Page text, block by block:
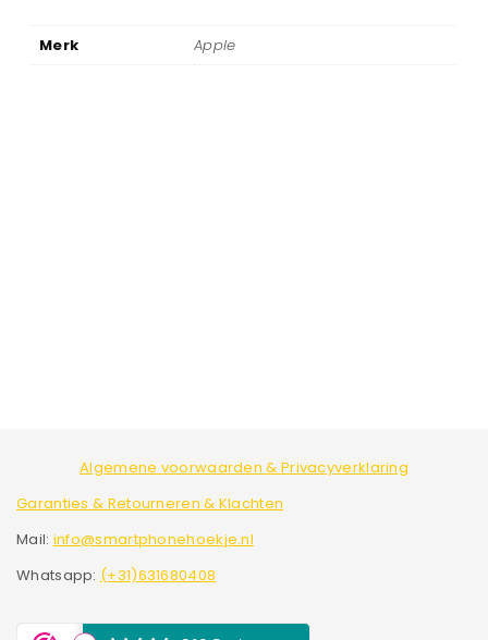
Merk Apple
Algemene voorwaarden & Privacyverklaring
Garanties & Retourneren & Klachten
Mail: info@smartphonehoekje.nl
Whatsapp: (+31)631680408